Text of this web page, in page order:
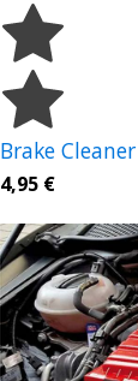
Brake Cleaner
4,95 €